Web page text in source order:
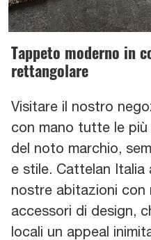
Tappeto moderno in
rettangolare
Visitare il nostro
con mano tutte le
del noto marchio,
e stile. Cattelan Italia
nostre abitazioni con
accessori di design,
locali un appeal